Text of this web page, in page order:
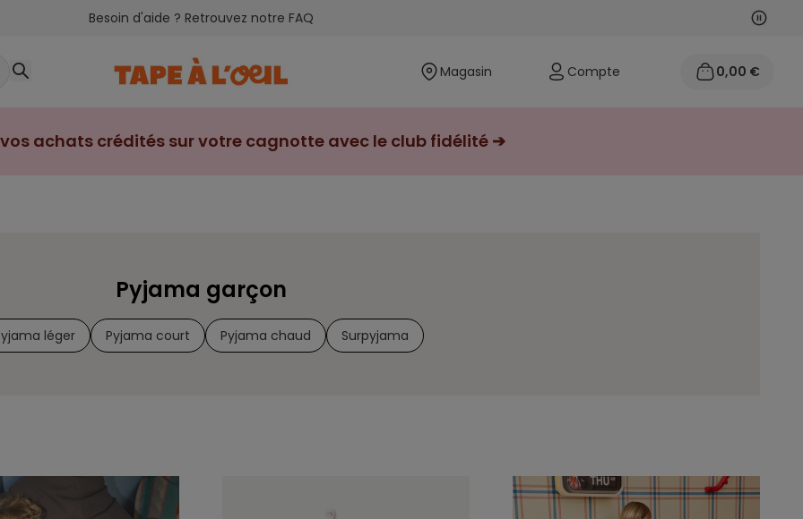
Besoin d'aide ? Retrouvez notre FAQ
Magasin Compte 0,00 €
achats crédités sur votre cagnotte avec le club fidélité ➔
Pyjama garçon
léger Pyjama court Pyjama chaud Surpyjama